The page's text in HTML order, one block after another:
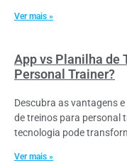
Ver mais »
App vs Planilha de
Personal Trainer?
Descubra as vantagens
de treinos para personal
tecnologia pode
Ver mais »